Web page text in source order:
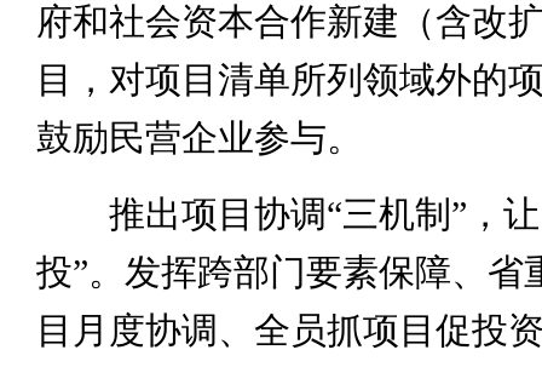
府和社会资本合作新建（含改
目，对项目清单所列领域外的
鼓励民营企业参与。
推出项目协调“三机制”，让
投”。发挥跨部门要素保障、省
目月度协调、全员抓项目促投